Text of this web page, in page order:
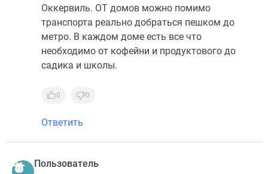
Оккервиль. ОТ домов можно помимо
транспорта реально добраться пешком до
метро. В каждом доме есть все что
необходимо от кофейни и продуктового до
садика и школы.
0 0
Ответить
Пользователь